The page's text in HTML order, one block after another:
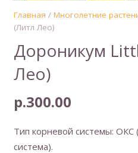
Главная / Многолетние
(Литл Лео)
Дороникум
Лео)
р.300.00
Тип корневой системы: ОКС
система).